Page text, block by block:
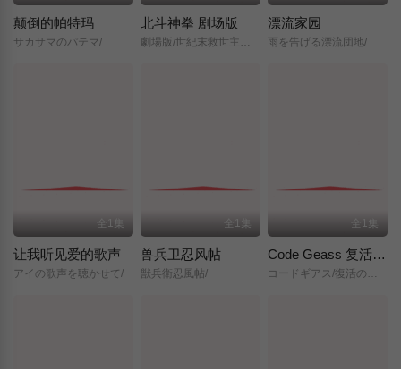
颠倒的帕特玛
サカサマのパテマ/
北斗神拳 剧场版
劇場版/世紀末救世主伝説/北斗の拳/
漂流家园
雨を告げる漂流団地/
全1集
让我听见爱的歌声
アイの歌声を聴かせて/
全1集
兽兵卫忍风帖
獣兵衛忍風帖/
全1集
Code Geass 复活的鲁路修
コードギアス/復活のルルーシュ/